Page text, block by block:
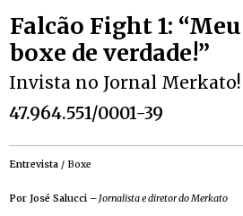
Falcão Fight 1:
boxe de verdade!”
Invista no Jornal Merkato!
47.964.551/0001-39
Entrevista / Boxe
Por José Salucci –Jornalista e diretor do Merkato